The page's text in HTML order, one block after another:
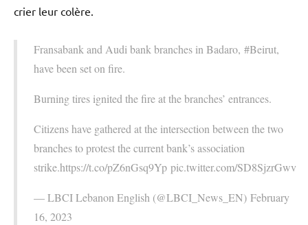
crier leur colère.
Fransabank and Audi bank branches in Badaro, #Beirut,
have been set on fire.
Burning tires ignited the fire at the branches’ entrances.
Citizens have gathered at the intersection between the two
branches to protest the current bank’s association
strike.https://t.co/pZ6nGsq9Yp pic.twitter.com/SD8SjzrGwv
— LBCI Lebanon English (@LBCI_News_EN) February
16, 2023